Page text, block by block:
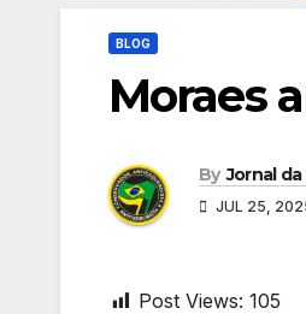
BLOG
Moraes
By Jornal
JUL 25,
Post Views: 105